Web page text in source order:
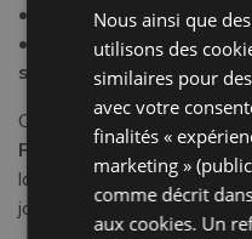
•
Enfants de 6 à 17 ans
•
Offres
sans engagement
Commencez vos Pâques
Pâques
, une véritable
la Romagne, de la
joyeuse.
Nous ainsi que
utilisons des
similaires pour
avec votre
finalités «
marketing »
comme décrit
aux cookies. Un